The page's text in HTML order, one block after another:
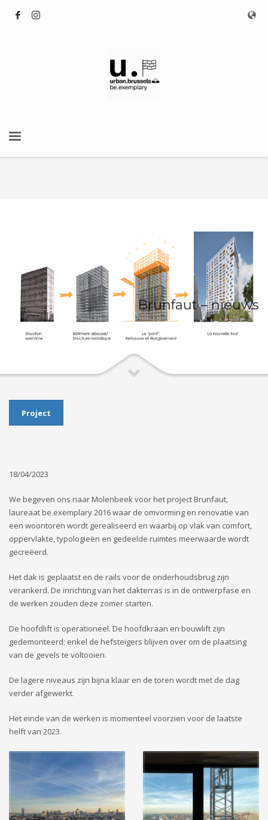
Brunfaut – nieuws
Project
18/04/2023
We begeven ons naar Molenbeek voor het project Brunfaut,
laureaat be.exemplary 2016 waar de omvorming en renovatie van
een woontoren wordt gerealiseerd en waarbij op vlak van comfort,
oppervlakte, typologieën en gedeelde ruimtes meerwaarde wordt
gecreëerd.
Het dak is geplaatst en de rails voor de onderhoudsbrug zijn
verankerd. De inrichting van het dakterras is in de ontwerpfase en
de werken zouden deze zomer starten.
De hoofdlift is operationeel. De hoofdkraan en bouwlift zijn
gedemonteerd; enkel de hefsteigers blijven over om de plaatsing
van de gevels te voltooien.
De lagere niveaus zijn bijna klaar en de toren wordt met de dag
verder afgewerkt.
Het einde van de werken is momenteel voorzien voor de laatste
helft van 2023.